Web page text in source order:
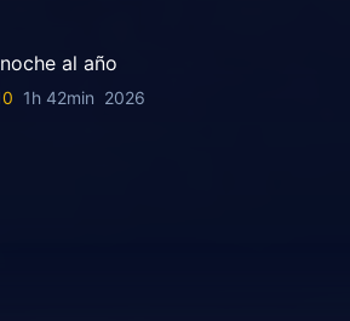
al año
1h 42min 2026